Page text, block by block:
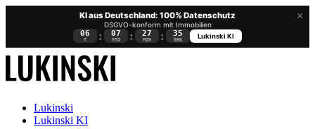
×
KI aus Deutschland: 100% Datenschutz
DSGVO-konform mit Immobilien
06
T : 07
STD : 27
MIN : 35
SEK
Lukinski KI
Lukinski
Lukinski KI